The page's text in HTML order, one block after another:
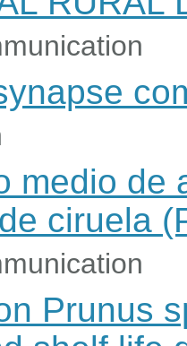
medio de
ciruela
Prunus